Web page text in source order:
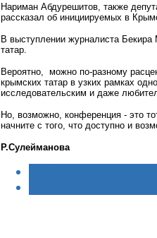
Нариман Абдурешитов, также
рассказал об инициируемых в
В выступлении журналиста
татар.
Вероятно,
можно по-разному
крымских татар в узких рамках
исследовательским и даже
Но, возможно, конференция - это
начните с того, что доступно и
Р.Сулейманова